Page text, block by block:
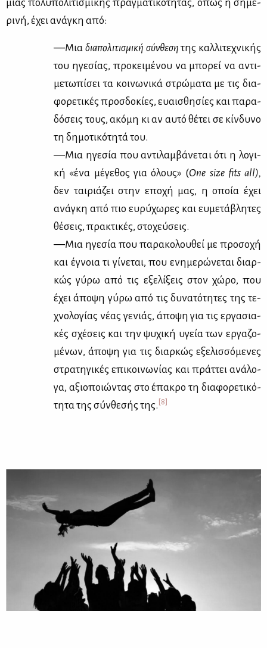
μιας πο­λυ­πο­λι­τι­σμι­κής πραγ­μα­τι­κό­τη­τας, όπως η ση­με­
ρι­νή, έχει ανά­γκη από:
―Μια δια­πο­λι­τι­σμι­κή σύν­θε­ση της καλ­λι­τε­χνι­κής
του ηγε­σί­ας, προ­κει­μέ­νου να μπο­ρεί να αντι­
με­τω­πί­σει τα κοι­νω­νι­κά στρώ­μα­τα με τις δια­
φο­ρε­τι­κές προσ­δο­κί­ες, ευαι­σθη­σί­ες και πα­ρα­
δό­σεις τους, ακό­μη κι αν αυ­τό θέ­τει σε κίν­δυ­νο
τη δη­μο­τι­κό­τη­τά του.
―Μια ηγε­σία που αντι­λαμ­βά­νε­ται ότι η λο­γι­
κή «ένα μέ­γε­θος για όλους» (One size fits all),
δεν ται­ριά­ζει στην επο­χή μας, η οποία έχει
ανά­γκη από πιο ευ­ρύ­χω­ρες και ευ­με­τά­βλη­τες
θέ­σεις, πρα­κτι­κές, στο­χεύ­σεις.
―Μια ηγε­σία που πα­ρα­κο­λου­θεί με προ­σο­χή
και έγνοια τι γί­νε­ται, που ενη­με­ρώ­νε­ται διαρ­
κώς γύ­ρω από τις εξε­λί­ξεις στον χώ­ρο, που
έχει άπο­ψη γύ­ρω από τις δυ­να­τό­τη­τες της τε­
χνο­λο­γί­ας νέ­ας γε­νιάς, άπο­ψη για τις ερ­γα­σια­
κές σχέ­σεις και την ψυ­χι­κή υγεία των ερ­γα­ζο­
μέ­νων, άπο­ψη για τις διαρ­κώς εξε­λισ­σό­με­νες
στρα­τη­γι­κές επι­κοι­νω­νί­ας και πράτ­τει ανά­λο­
γα, αξιο­ποιώ­ντας στο έπα­κρο τη δια­φο­ρε­τι­κό­
τη­τα της σύν­θε­σής της. [8]